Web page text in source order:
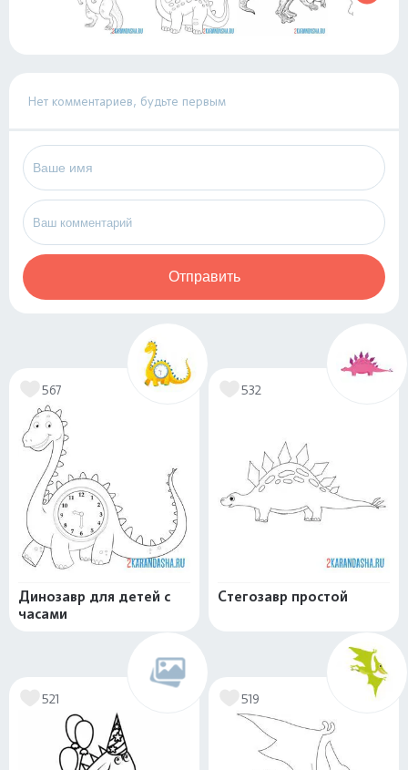
Нет комментариев, будьте первым
Отправить
567
Динозавр для детей с
часами
532
Стегозавр простой
521 519